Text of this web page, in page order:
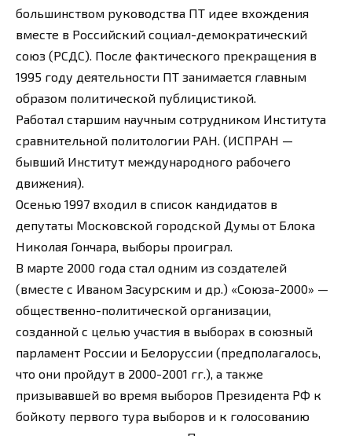
большинством руководства ПТ идее вхождения
вместе в Российский социал-демократический
союз (РСДС). После фактического прекращения в
1995 году деятельности ПТ занимается главным
образом политической публицистикой.
Работал старшим научным сотрудником Института
сравнительной политологии РАН. (ИСПРАН —
бывший Институт международного рабочего
движения).
Осенью 1997 входил в список кандидатов в
депутаты Московской городской Думы от Блока
Николая Гончара, выборы проиграл.
В марте 2000 года стал одним из создателей
(вместе с Иваном Засурским и др.) «Союза-2000» —
общественно-политической организации,
созданной с целью участия в выборах в союзный
парламент России и Белоруссии (предполагалось,
что они пройдут в 2000-2001 гг.), а также
призывавшей во время выборов Президента РФ к
бойкоту первого тура выборов и к голосованию